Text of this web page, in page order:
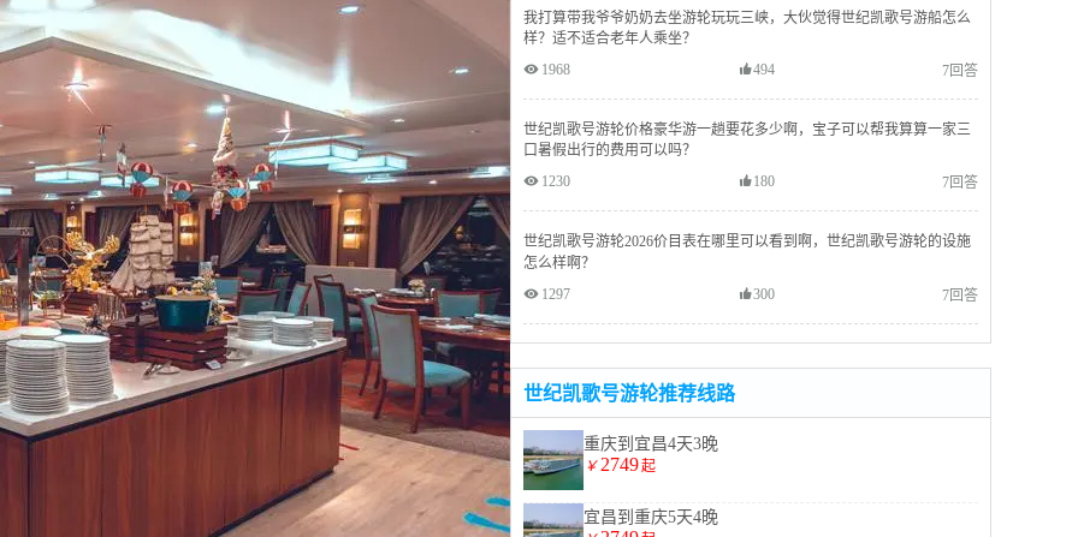
我打算带我爷爷奶奶去坐游轮玩玩三峡，大伙觉得世纪凯歌号游船怎么
样？适不适合老年人乘坐？
 1968
494 7回答
世纪凯歌号游轮价格豪华游一趟要花多少啊，宝子可以帮我算算一家三
口暑假出行的费用可以吗？
 1230
180 7回答
世纪凯歌号游轮2026价目表在哪里可以看到啊，世纪凯歌号游轮的设施
怎么样啊？
 1297
300 7回答
世纪凯歌号游轮推荐线路
重庆到宜昌4天3晚
￥ 2749起
宜昌到重庆5天4晚